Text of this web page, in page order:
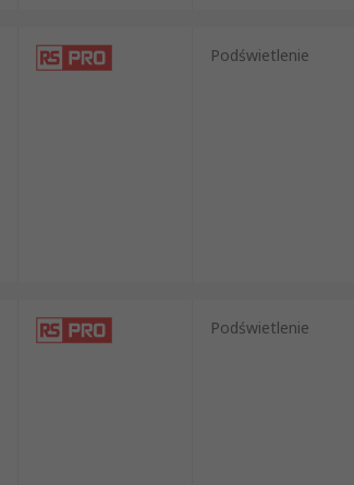
Podświetlenie
Podświetlenie